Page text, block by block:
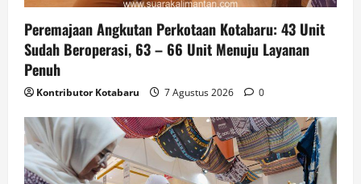
Peremajaan Angkutan Perkotaan Kotabaru: 43 Unit
Sudah Beroperasi, 63 – 66 Unit Menuju Layanan
Penuh
Kontributor Kotabaru 7 Agustus 2026 0